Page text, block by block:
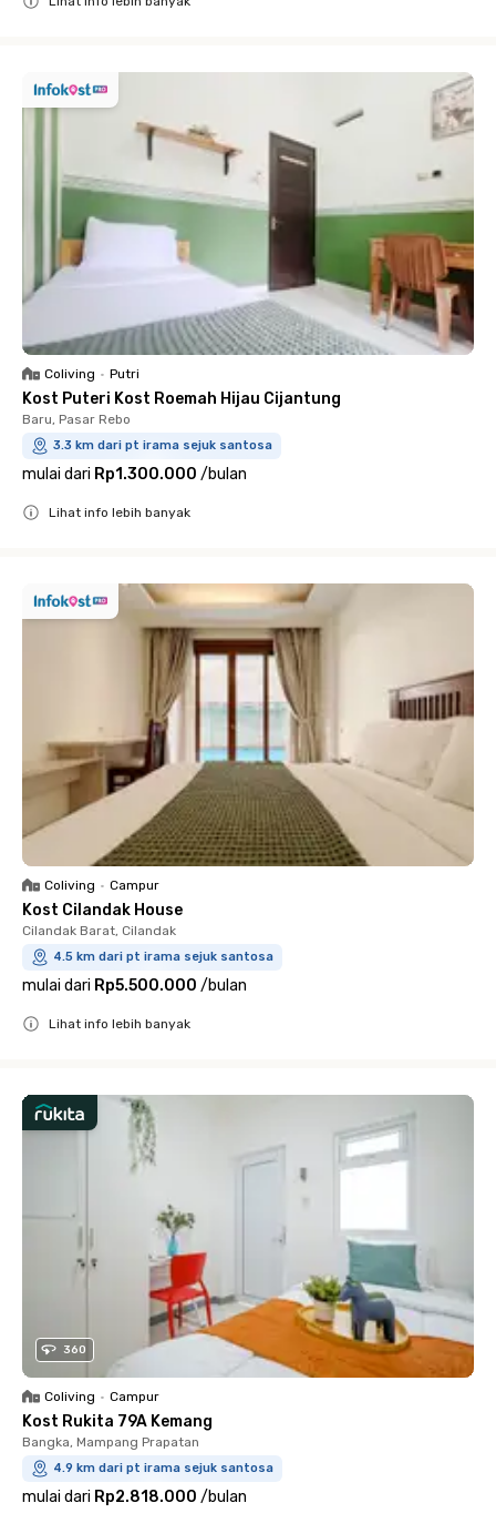
Coliving • Putri
Kost Puteri Kost Roemah Hijau Cijantung
Baru, Pasar Rebo
3.3 km dari pt irama sejuk santosa
mulai dari Rp1.300.000 /bulan
Lihat info lebih banyak
Coliving • Campur
Kost Cilandak House
Cilandak Barat, Cilandak
4.5 km dari pt irama sejuk santosa
mulai dari Rp5.500.000 /bulan
Lihat info lebih banyak
360
Coliving • Campur
Kost Rukita 79A Kemang
Bangka, Mampang Prapatan
4.9 km dari pt irama sejuk santosa
mulai dari Rp2.818.000 /bulan